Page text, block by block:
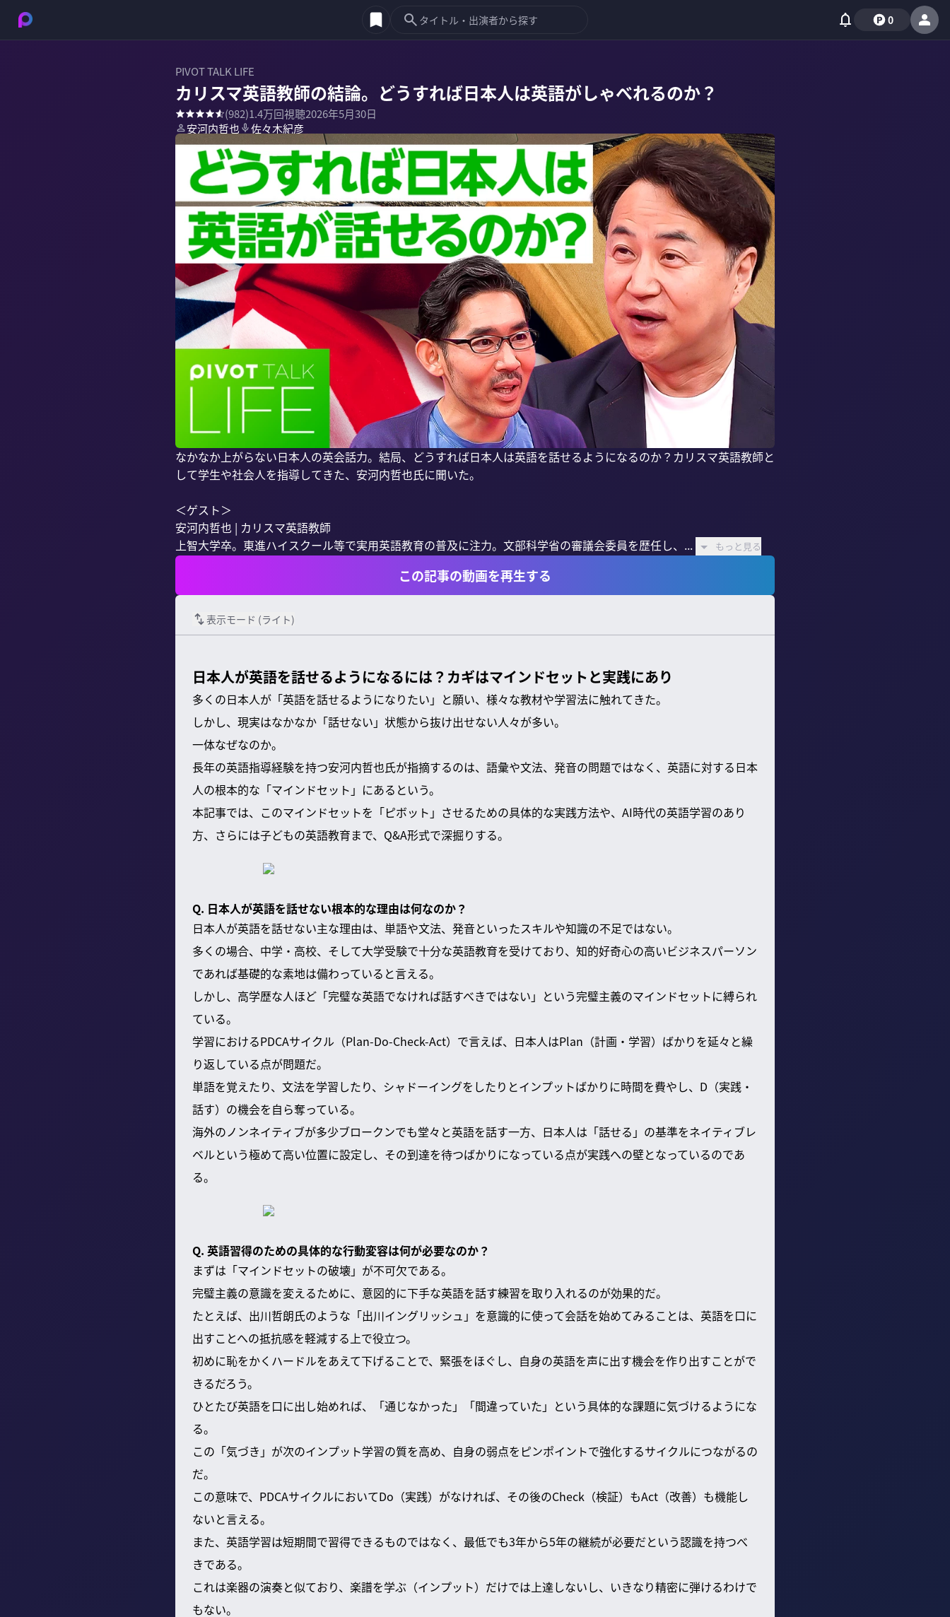
0
PIVOT TALK LIFE
カリスマ英語教師の結論。どうすれば日本人は英語がしゃべれるのか？
(982)1.4万回視聴2026年5月30日
安河内哲也
佐々木紀彦
なかなか上がらない日本人の英会話力。結局、どうすれば日本人は英語を話せるようになるのか？カリスマ英語教師と
して学生や社会人を指導してきた、安河内哲也氏に聞いた。
＜ゲスト＞
安河内哲也 | カリスマ英語教師
上智大学卒。東進ハイスクール等で実用英語教育の普及に注力。文部科学省の審議会委員を歴任し、...
もっと見る
この記事の動画を再生する
表示モード (ライト)
日本人が英語を話せるようになるには？カギはマインドセットと実践にあり
多くの日本人が「英語を話せるようになりたい」と願い、様々な教材や学習法に触れてきた。
しかし、現実はなかなか「話せない」状態から抜け出せない人々が多い。
一体なぜなのか。
長年の英語指導経験を持つ安河内哲也氏が指摘するのは、語彙や文法、発音の問題ではなく、英語に対する日本
人の根本的な「マインドセット」にあるという。
本記事では、このマインドセットを「ピボット」させるための具体的な実践方法や、AI時代の英語学習のあり
方、さらには子どもの英語教育まで、Q&A形式で深掘りする。
Q. 日本人が英語を話せない根本的な理由は何なのか？
日本人が英語を話せない主な理由は、単語や文法、発音といったスキルや知識の不足ではない。
多くの場合、中学・高校、そして大学受験で十分な英語教育を受けており、知的好奇心の高いビジネスパーソン
であれば基礎的な素地は備わっていると言える。
しかし、高学歴な人ほど「完璧な英語でなければ話すべきではない」という完璧主義のマインドセットに縛られ
ている。
学習におけるPDCAサイクル（Plan-Do-Check-Act）で言えば、日本人はPlan（計画・学習）ばかりを延々と繰
り返している点が問題だ。
単語を覚えたり、文法を学習したり、シャドーイングをしたりとインプットばかりに時間を費やし、D（実践・
話す）の機会を自ら奪っている。
海外のノンネイティブが多少ブロークンでも堂々と英語を話す一方、日本人は「話せる」の基準をネイティブレ
ベルという極めて高い位置に設定し、その到達を待つばかりになっている点が実践への壁となっているのであ
る。
Q. 英語習得のための具体的な行動変容は何が必要なのか？
まずは「マインドセットの破壊」が不可欠である。
完璧主義の意識を変えるために、意図的に下手な英語を話す練習を取り入れるのが効果的だ。
たとえば、出川哲朗氏のような「出川イングリッシュ」を意識的に使って会話を始めてみることは、英語を口に
出すことへの抵抗感を軽減する上で役立つ。
初めに恥をかくハードルをあえて下げることで、緊張をほぐし、自身の英語を声に出す機会を作り出すことがで
きるだろう。
ひとたび英語を口に出し始めれば、「通じなかった」「間違っていた」という具体的な課題に気づけるようにな
る。
この「気づき」が次のインプット学習の質を高め、自身の弱点をピンポイントで強化するサイクルにつながるの
だ。
この意味で、PDCAサイクルにおいてDo（実践）がなければ、その後のCheck（検証）もAct（改善）も機能し
ないと言える。
また、英語学習は短期間で習得できるものではなく、最低でも3年から5年の継続が必要だという認識を持つべ
きである。
これは楽器の演奏と似ており、楽譜を学ぶ（インプット）だけでは上達しないし、いきなり精密に弾けるわけで
もない。